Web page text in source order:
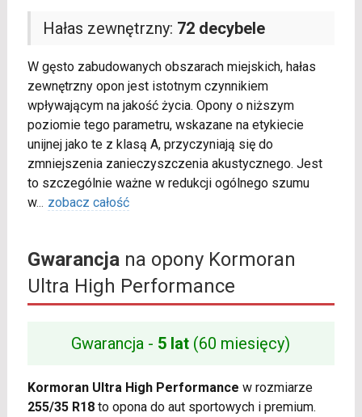
Hałas zewnętrzny: 72 decybele
W gęsto zabudowanych obszarach miejskich, hałas
zewnętrzny opon jest istotnym czynnikiem
wpływającym na jakość życia. Opony o niższym
poziomie tego parametru, wskazane na etykiecie
unijnej jako te z klasą A, przyczyniają się do
zmniejszenia zanieczyszczenia akustycznego. Jest
to szczególnie ważne w redukcji ogólnego szumu
w... zobacz całość
Gwarancjana opony Kormoran
Ultra High Performance
Gwarancja - 5 lat (60 miesięcy)
Kormoran Ultra High Performance w rozmiarze
255/35 R18to opona do aut sportowych i premium.